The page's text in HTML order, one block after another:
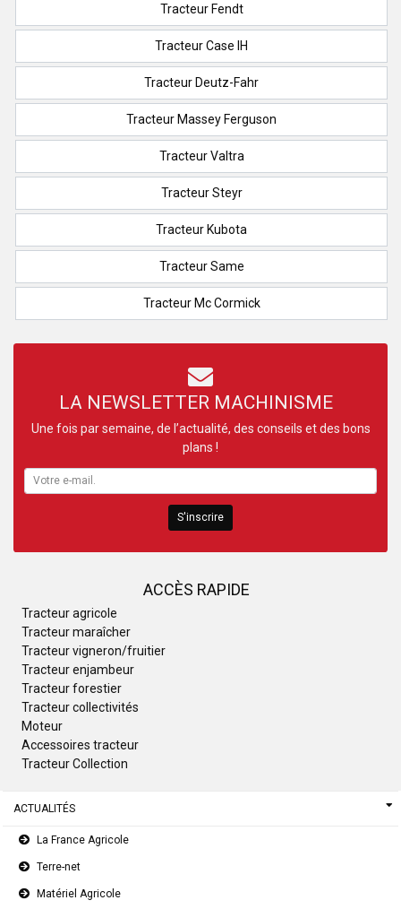
ACCÈS RAPIDE
Tracteur agricole
Tracteur maraîcher
Tracteur vigneron/fruitier
Tracteur enjambeur
Tracteur forestier
Tracteur collectivités
Moteur
Accessoires tracteur
Tracteur Collection
Tracteur Fendt
Tracteur Case IH
Tracteur Deutz-Fahr
Tracteur Massey Ferguson
Tracteur Valtra
Tracteur Steyr
Tracteur Kubota
Tracteur Same
Tracteur Mc Cormick
LA NEWSLETTER MACHINISME
Une fois par semaine, de l’actualité, des conseils et des bons
plans !
S'inscrire
ACTUALITÉS
La France Agricole
Terre-net
Matériel Agricole